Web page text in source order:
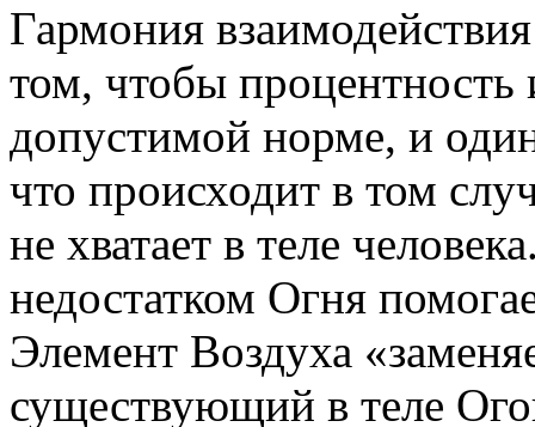
Гармония
том, чтобы процентность
допустимой норме, и
что происходит в том
не хватает в теле
недостатком Огня
Элемент Воздуха
существующий в теле